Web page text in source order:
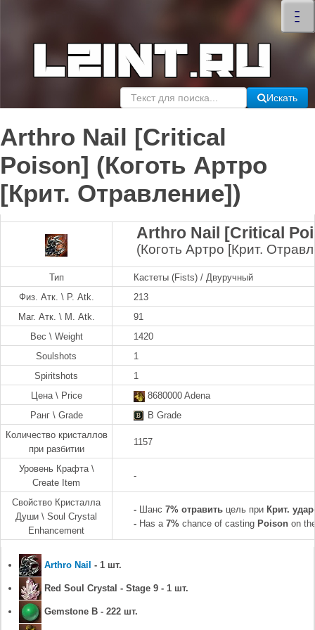
–
–
–
×
Искать
Arthro Nail [Critical
Poison] (Коготь Артро
[Крит. Отравление])
Arthro Nail [Critical
(Коготь Артро [Крит.
Тип
Кастеты (Fists) / Двуручный
Физ. Атк. \ P. Atk.
213
Маг. Атк. \ M. Atk.
91
Вес \ Weight
1420
Soulshots
1
Spiritshots
1
Цена \ Price
8680000 Adena
Ранг \ Grade
B Grade
Количество кристаллов
при разбитии
1157
Уровень Крафта \
Create Item
-
Свойство Кристалла
Души \ Soul Crystal
Enhancement
- Шанс 7% отравить цель при Крит.
- Has a 7% chance of casting Poison on
Arthro Nail - 1 шт.
Red Soul Crystal - Stage 9 - 1 шт.
Gemstone B - 222 шт.